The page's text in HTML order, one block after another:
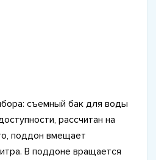
съемный бак для воды
рассчитан на
поддон вмещает
В поддоне вращается